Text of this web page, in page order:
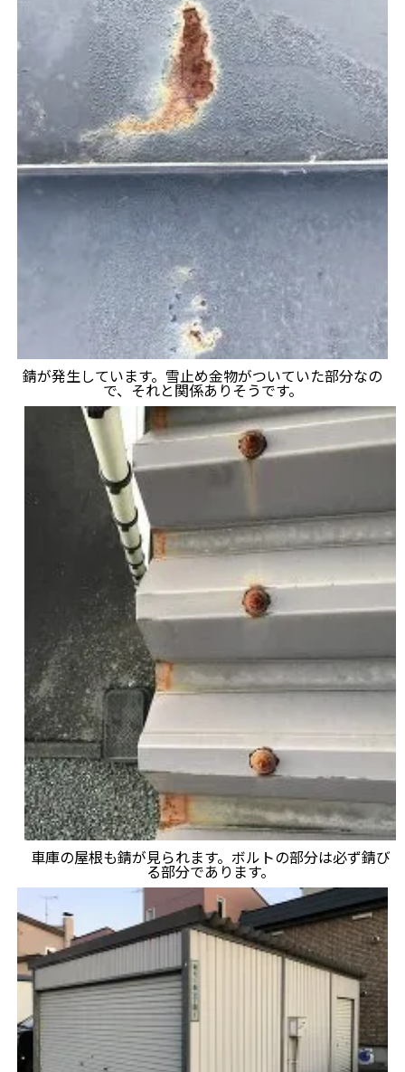
錆が発生しています。雪止め金物がついていた部分なの
で、それと関係ありそうです。
車庫の屋根も錆が見られます。ボルトの部分は必ず錆び
る部分であります。